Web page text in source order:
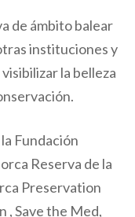
de ámbito balear
instituciones y
la belleza
Fundación
Reserva de la
Preservation
,Save the Med,